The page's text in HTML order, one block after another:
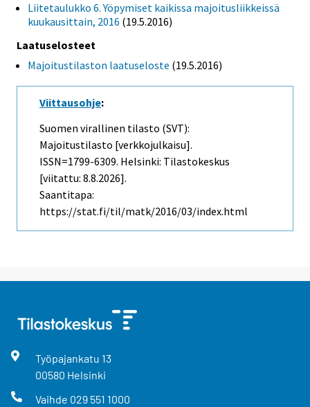
Liitetaulukko 6. Yöpymiset kaikissa majoitusliikkeissä
kuukausittain, 2016 (19.5.2016)
Laatuselosteet
Majoitustilaston laatuseloste (19.5.2016)
Viittausohje:
Suomen virallinen tilasto (SVT):
Majoitustilasto [verkkojulkaisu].
ISSN=1799-6309. Helsinki: Tilastokeskus
[viitattu: 8.8.2026].
Saantitapa:
https://stat.fi/til/matk/2016/03/index.html
Työpajankatu 13
00580 Helsinki
Vaihde 029 551 1000